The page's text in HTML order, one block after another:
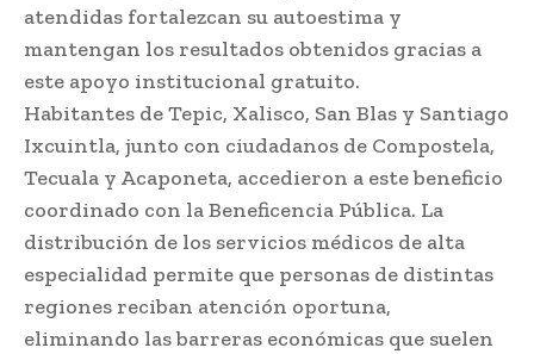
atendidas fortalezcan su autoestima y
mantengan los resultados obtenidos gracias a
este apoyo institucional gratuito.
Habitantes de Tepic, Xalisco, San Blas y Santiago
Ixcuintla, junto con ciudadanos de Compostela,
Tecuala y Acaponeta, accedieron a este beneficio
coordinado con la Beneficencia Pública. La
distribución de los servicios médicos de alta
especialidad permite que personas de distintas
regiones reciban atención oportuna,
eliminando las barreras económicas que suelen